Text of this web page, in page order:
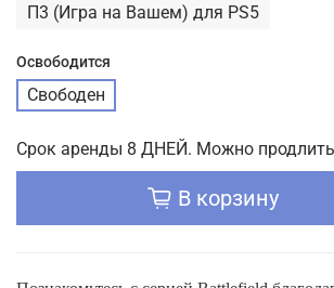
П3 (Игра на Вашем) для PS5
Освободится
Свободен
Срок аренды 8 ДНЕЙ. Можно
В корзину